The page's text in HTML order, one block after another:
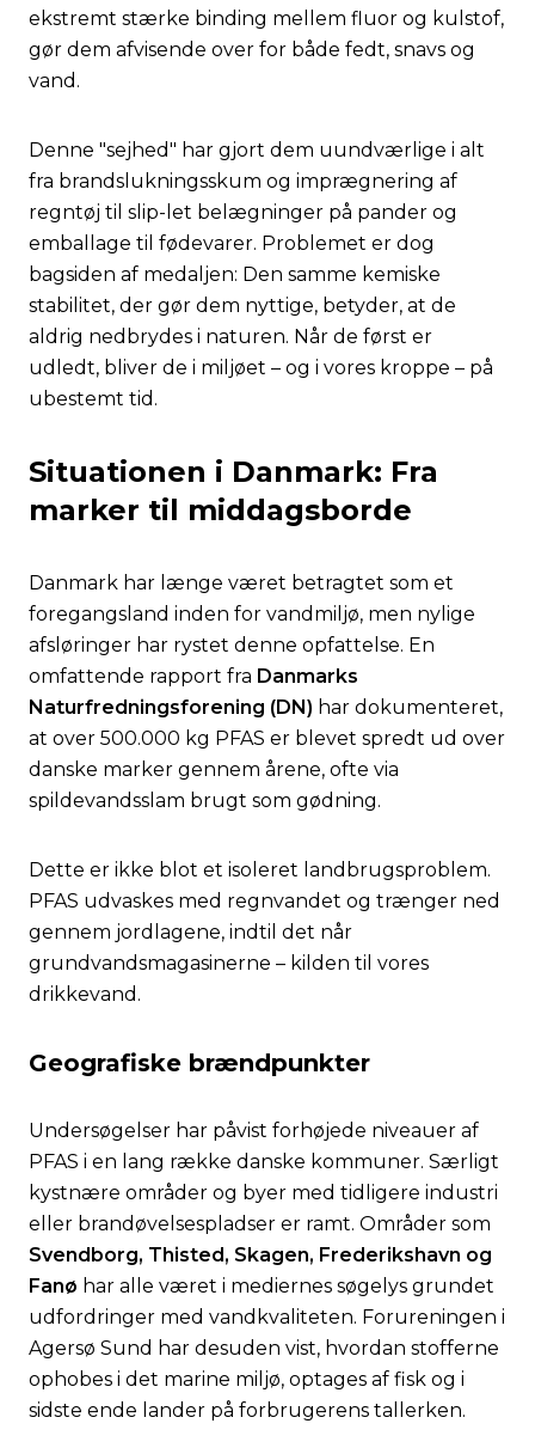
ekstremt stærke binding mellem fluor og kulstof,
gør dem afvisende over for både fedt, snavs og
vand.
Denne "sejhed" har gjort dem uundværlige i alt
fra brandslukningsskum og imprægnering af
regntøj til slip-let belægninger på pander og
emballage til fødevarer. Problemet er dog
bagsiden af medaljen: Den samme kemiske
stabilitet, der gør dem nyttige, betyder, at de
aldrig nedbrydes i naturen. Når de først er
udledt, bliver de i miljøet – og i vores kroppe – på
ubestemt tid.
Situationen i Danmark: Fra
marker til middagsborde
Danmark har længe været betragtet som et
foregangsland inden for vandmiljø, men nylige
afsløringer har rystet denne opfattelse. En
omfattende rapport fra Danmarks
Naturfredningsforening (DN) har dokumenteret,
at over 500.000 kg PFAS er blevet spredt ud over
danske marker gennem årene, ofte via
spildevandsslam brugt som gødning.
Dette er ikke blot et isoleret landbrugsproblem.
PFAS udvaskes med regnvandet og trænger ned
gennem jordlagene, indtil det når
grundvandsmagasinerne – kilden til vores
drikkevand.
Geografiske brændpunkter
Undersøgelser har påvist forhøjede niveauer af
PFAS i en lang række danske kommuner. Særligt
kystnære områder og byer med tidligere industri
eller brandøvelsespladser er ramt. Områder som
Svendborg, Thisted, Skagen, Frederikshavn og
Fanø har alle været i mediernes søgelys grundet
udfordringer med vandkvaliteten. Forureningen i
Agersø Sund har desuden vist, hvordan stofferne
ophobes i det marine miljø, optages af fisk og i
sidste ende lander på forbrugerens tallerken.